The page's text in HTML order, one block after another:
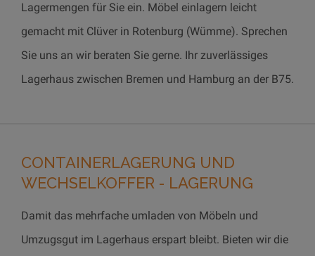
Lagermengen für Sie ein. Möbel einlagern leicht
gemacht mit Clüver in Rotenburg (Wümme). Sprechen
Sie uns an wir beraten Sie gerne. Ihr zuverlässiges
Lagerhaus zwischen Bremen und Hamburg an der B75.
CONTAINERLAGERUNG UND
WECHSELKOFFER - LAGERUNG
Damit das mehrfache umladen von Möbeln und
Umzugsgut im Lagerhaus erspart bleibt. Bieten wir die